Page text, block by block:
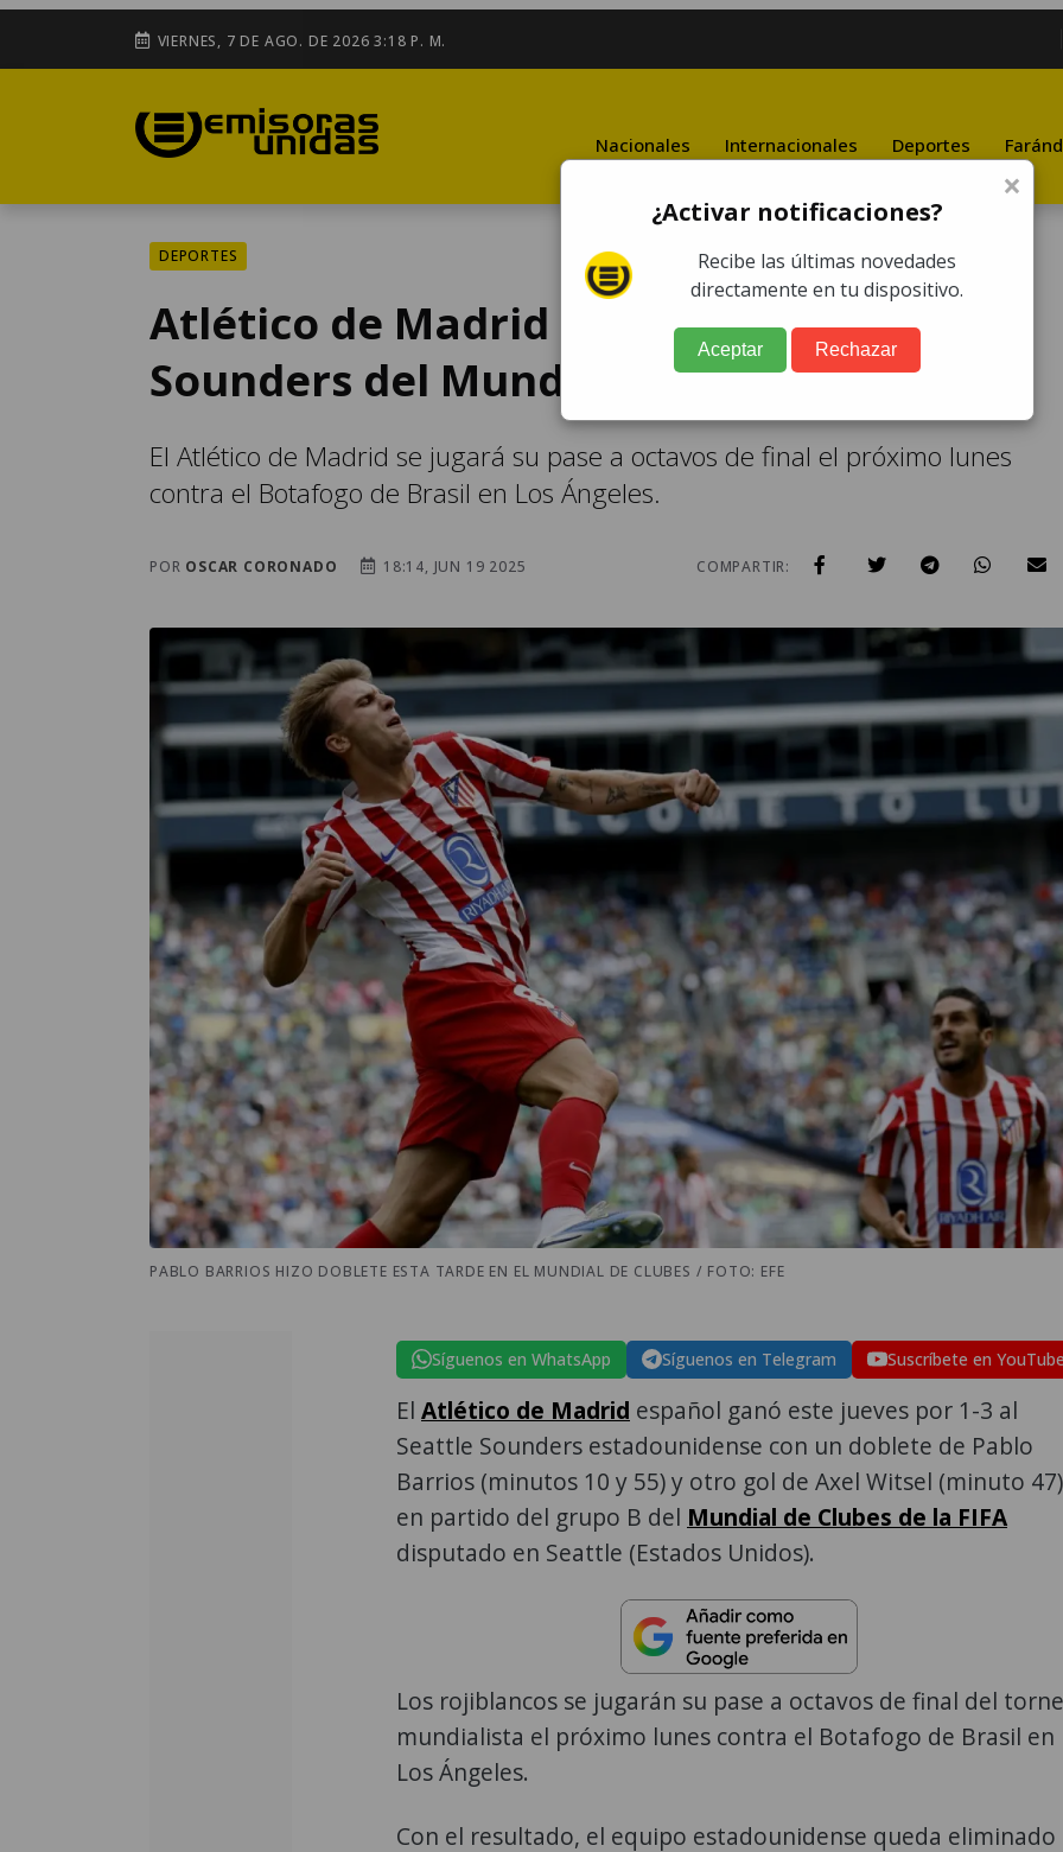
VIERNES, 7 DE AGO. DE 2026 3:18 P. M.
Nacionales Internacionales Deportes
DEPORTES
Atlético de Madrid elimina al Seattle
Sounders del Mundial de Clubes
El Atlético de Madrid se jugará su pase a octavos de final el próximo lunes
contra el Botafogo de Brasil en Los Ángeles.
POR OSCAR CORONADO 18:14, JUN 19 2025 COMPARTIR:
PABLO BARRIOS HIZO DOBLETE ESTA TARDE EN EL MUNDIAL DE CLUBES / FOTO: EFE
Síguenos en WhatsApp Síguenos en Telegram Suscríbete en
El Atlético de Madrid español ganó este jueves por 1-3 al
Seattle Sounders estadounidense con un doblete de Pablo
Barrios (minutos 10 y 55) y otro gol de Axel Witsel (minuto 47)
en partido del grupo B del Mundial de Clubes de la FIFA
disputado en Seattle (Estados Unidos).
Los rojiblancos se jugarán su pase a octavos de final del
mundialista el próximo lunes contra el Botafogo de Brasil en
Los Ángeles.
Con el resultado, el equipo estadounidense queda eliminado
×
¿Activar notificaciones?
Recibe las últimas novedades
directamente en tu dispositivo.
Aceptar Rechazar